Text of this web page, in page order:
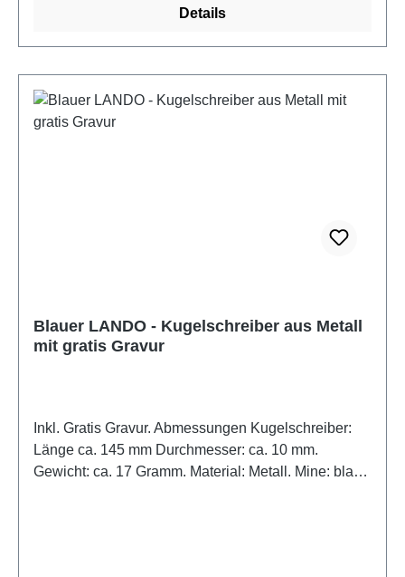
Details
Blauer LANDO - Kugelschreiber aus Metall
mit gratis Gravur
Inkl. Gratis Gravur. Abmessungen Kugelschreiber:
Länge ca. 145 mm Durchmesser: ca. 10 mm.
Gewicht: ca. 17 Gramm. Material: Metall. Mine: blau